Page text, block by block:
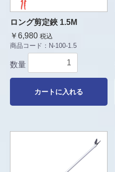
ロング剪定鋏 1.5M
￥6,980 税込
商品コード： N-100-1.5
数量
カートに入れる